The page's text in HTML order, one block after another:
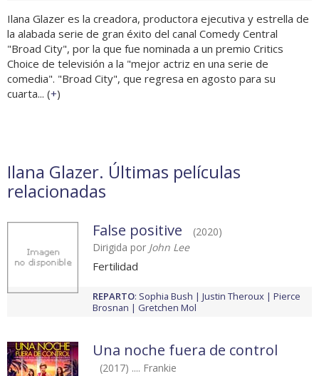
Ilana Glazer es la creadora, productora ejecutiva y estrella de
la alabada serie de gran éxito del canal Comedy Central
"Broad City", por la que fue nominada a un premio Critics
Choice de televisión a la "mejor actriz en una serie de
comedia". "Broad City", que regresa en agosto para su
cuarta... (+)
Ilana Glazer. Últimas películas
relacionadas
False positive
(2020)
Dirigida por John Lee
Fertilidad
REPARTO: Sophia Bush Justin Theroux
Pierce
Brosnan
Gretchen Mol
Una noche fuera de control
(2017) .... Frankie